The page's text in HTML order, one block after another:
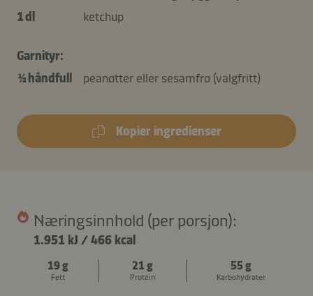
1 dl
ketchup
Garnityr:
½ håndfull
peanøtter eller sesamfrø (valgfritt)
Kopier ingredienser
Næringsinnhold (per porsjon):
1.951 kJ /466 kcal
19 g
Fett
21 g
Protein
55 g
Karbohydrater